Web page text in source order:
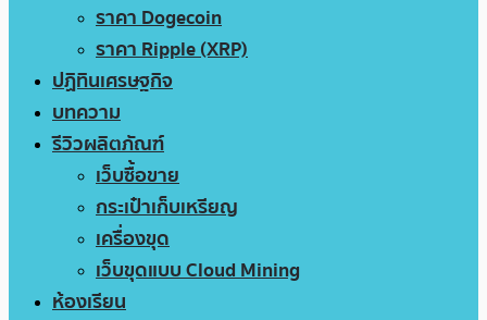
ราคา Dogecoin
ราคา Ripple (XRP)
ปฏิทินเศรษฐกิจ
บทความ
รีวิวผลิตภัณฑ์
เว็บซื้อขาย
กระเป๋าเก็บเหรียญ
เครื่องขุด
เว็บขุดแบบ Cloud Mining
ห้องเรียน